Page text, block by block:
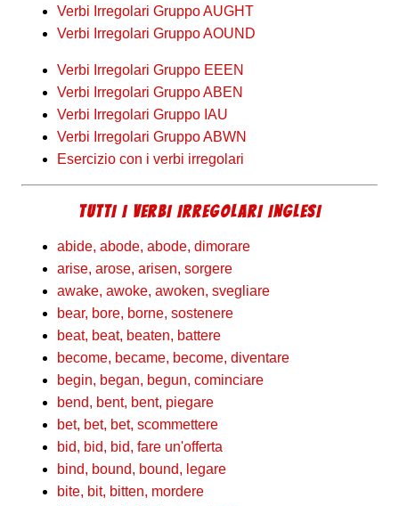
Verbi Irregolari Gruppo AUGHT
Verbi Irregolari Gruppo AOUND
Verbi Irregolari Gruppo EEEN
Verbi Irregolari Gruppo ABEN
Verbi Irregolari Gruppo IAU
Verbi Irregolari Gruppo ABWN
Esercizio con i verbi irregolari
TUTTI I VERBI IRREGOLARI INGLESI
abide, abode, abode, dimorare
arise, arose, arisen, sorgere
awake, awoke, awoken, svegliare
bear, bore, borne, sostenere
beat, beat, beaten, battere
become, became, become, diventare
begin, began, begun, cominciare
bend, bent, bent, piegare
bet, bet, bet, scommettere
bid, bid, bid, fare un'offerta
bind, bound, bound, legare
bite, bit, bitten, mordere